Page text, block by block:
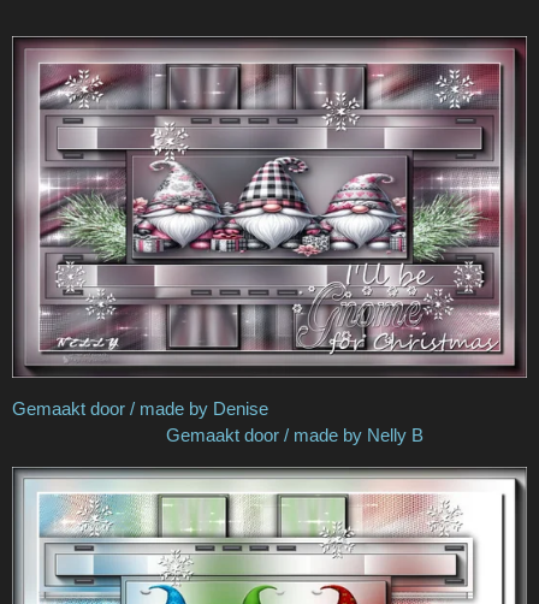
Gemaakt door / made by Denise
Gemaakt door / made by Nelly B